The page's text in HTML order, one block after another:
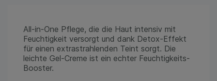
All-in-One Pflege, die die Haut intensiv mit
Feuchtigkeit versorgt und dank Detox-Effekt
für einen extrastrahlenden Teint sorgt. Die
leichte Gel-Creme ist ein echter Feuchtigkeits-
Booster.